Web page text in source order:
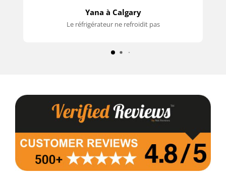
Yana à Calgary
Le réfrigérateur ne refroidit pas